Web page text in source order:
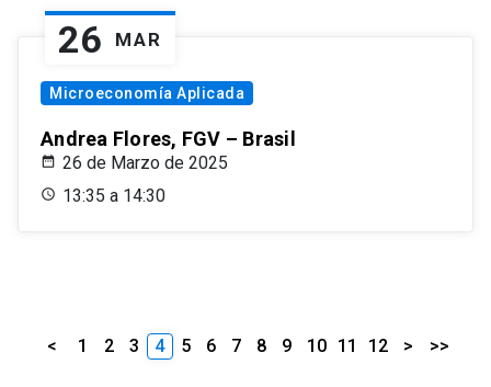
26 MAR
Microeconomía Aplicada
Andrea Flores, FGV – Brasil
26 de Marzo de 2025
13:35 a 14:30
< 1 2 3 4 5 6 7 8 9 10 11 12 > >>